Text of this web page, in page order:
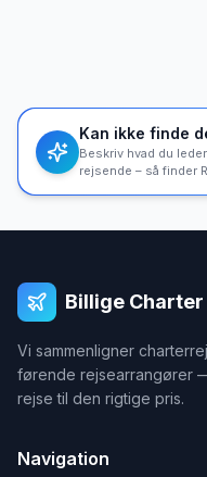
Kan ikke finde
Beskriv hvad du
rejsende – så finder
Billige Charter
Vi sammenligner
førende rejsearrangører
rejse til den rigtige pris.
Navigation